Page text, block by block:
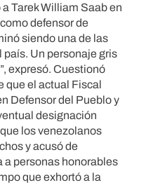
Tarek William Saab en
defensor de
siendo una de las
país. Un personaje gris
expresó. Cuestionó
que el actual Fiscal
Defensor del Pueblo y
designación
los venezolanos
y acusó de
a personas honorables
que exhortó a la